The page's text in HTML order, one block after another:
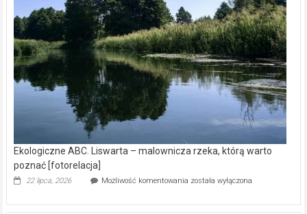
Ekologiczne ABC. Liswarta – malownicza rzeka, którą warto
poznać [fotorelacja]
22 lipca, 2026 Możliwość komentowania Ekologiczne
została wyłączona